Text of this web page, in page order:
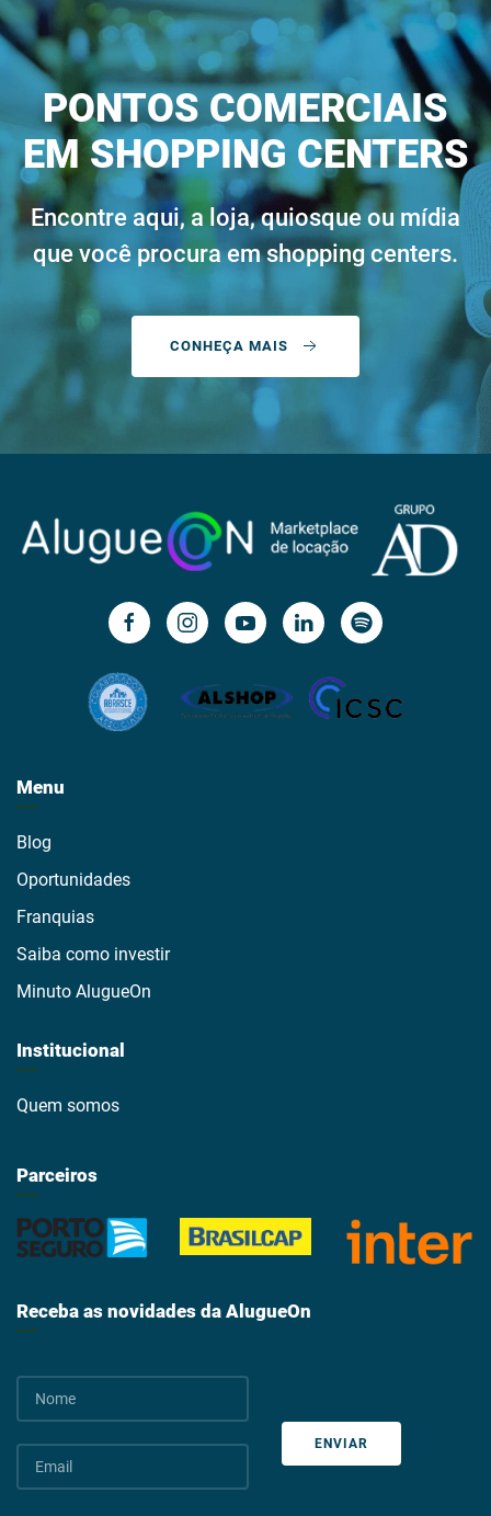
PONTOS COMERCIAIS
EM SHOPPING CENTERS
Encontre aqui, a loja, quiosque ou mídia
que você procura em shopping centers.
CONHEÇA MAIS
Menu
Blog
Oportunidades
Franquias
Saiba como investir
Minuto AlugueOn
Institucional
Quem somos
Parceiros
Receba as novidades da AlugueOn
ENVIAR